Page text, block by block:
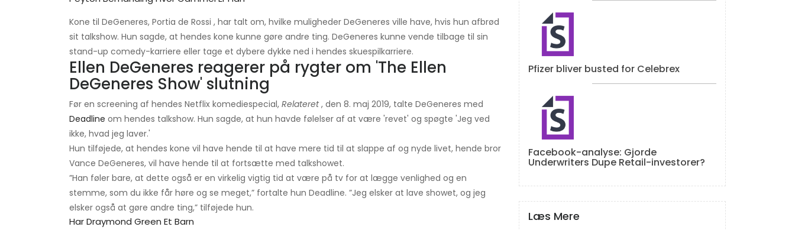
Kone til DeGeneres, Portia de Rossi , har talt om, hvilke muligheder DeGeneres ville have, hvis hun afbrød
sit talkshow. Hun sagde, at hendes kone kunne gøre andre ting. DeGeneres kunne vende tilbage til sin
stand-up comedy-karriere eller tage et dybere dykke ned i hendes skuespilkarriere.
Ellen DeGeneres reagerer på rygter om 'The Ellen
DeGeneres Show' slutning
Før en screening af hendes Netflix komediespecial, Relateret, den 8. maj 2019, talte DeGeneres med
Deadline om hendes talkshow. Hun sagde, at hun havde følelser af at være 'revet' og spøgte 'Jeg ved
ikke, hvad jeg laver.'
Hun tilføjede, at hendes kone vil have hende til at have mere tid til at slappe af og nyde livet, hende bror
Vance DeGeneres, vil have hende til at fortsætte med talkshowet.
”Han føler bare, at dette også er en virkelig vigtig tid at være på tv for at lægge venlighed og en
stemme, som du ikke får høre og se meget,” fortalte hun Deadline. ”Jeg elsker at lave showet, og jeg
elsker også at gøre andre ting,” tilføjede hun.
Har Draymond Green Et Barn
Pfizer bliver busted for Celebrex
Facebook-analyse: Gjorde
Underwriters Dupe Retail-investorer?
Læs Mere